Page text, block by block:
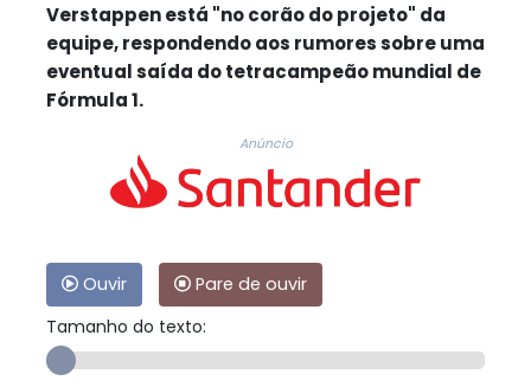
Verstappen está "no corão do projeto" da
equipe, respondendo aos rumores sobre uma
eventual saída do tetracampeão mundial de
Fórmula 1.
Anúncio
Ouvir
Pare de ouvir
Tamanho do texto: